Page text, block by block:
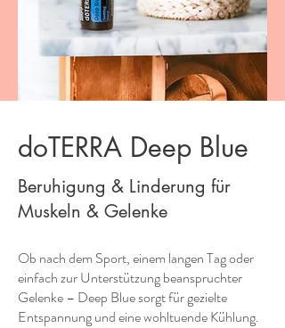
doTERRA Deep Blue
Beruhigung & Linderung für
Muskeln & Gelenke
Ob nach dem Sport, einem langen Tag oder
einfach zur Unterstützung beanspruchter
Gelenke – Deep Blue sorgt für gezielte
Entspannung und eine wohltuende Kühlung.